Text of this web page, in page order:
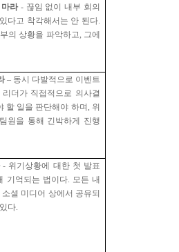
라 - 끊임 없이 내부 회의
다고 착각해서는 안 된다.
의 상황을 파악하고
그에
– 동시 다발적으로 이벤트
더가 직접적으로 의사결
할 일을 판단해야 하며
위
원을 통해 긴박하게 진행
- 위기상황에 대한 첫 발표
기억되는 법이다.
모든 내
소셜 미디어 상에서 공유되
다